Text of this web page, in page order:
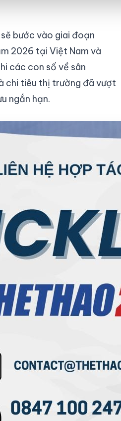
bước vào giai đoạn
2026 tại Việt Nam và
các con số về sân
chi tiêu thị trường đã vượt
ngắn hạn.